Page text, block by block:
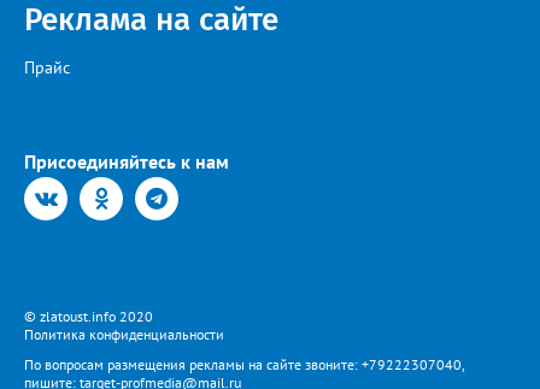
Реклама на сайте
Прайс
Присоединяйтесь к нам
© zlatoust.info 2020
Политика конфиденциальности
По вопросам размещения рекламы на сайте звоните: +79222307040,
пишите: target-profmedia@mail.ru